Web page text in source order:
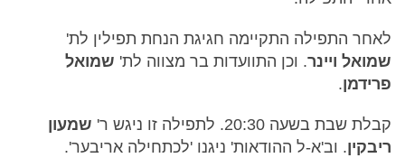
לאחר התפילה התקיימה חגיגת הנחת תפילין לת'
שמואל ויינר. וכן התוועדות בר מצווה לת' שמואל
פרידמן.
קבלת שבת בשעה 20:30. לתפילה זו ניגש ר'
שמעון
ריבקין. וב'א-ל ההודאות' ניגנו 'לכתחילה אריבער'.